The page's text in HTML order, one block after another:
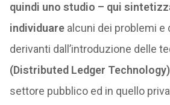
quindi uno studio – qui
individuarealcuni dei problemi e
derivanti dall’introduzione delle
(Distributed Ledger Technology)
settore pubblico ed in quello